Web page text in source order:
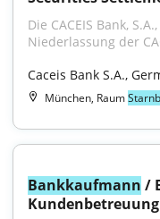
Die CACEIS Bank,
Niederlassung der
Caceis Bank S.A.,
München, Raum
Bankkaufmann /